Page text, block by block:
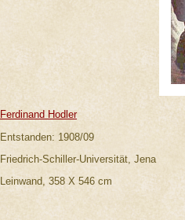
Ferdinand Hodler
Entstanden: 1908/09
Friedrich-Schiller-Universität, Jena
Leinwand, 358 X 546 cm